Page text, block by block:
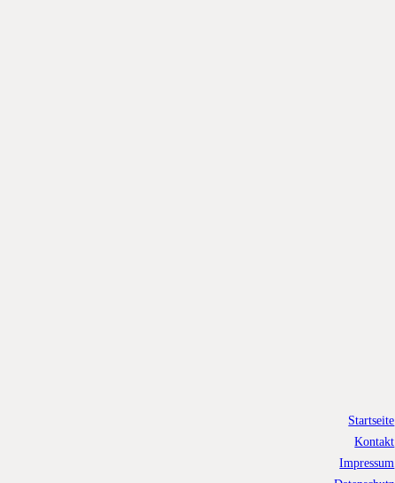
Startseite
Kontakt
Impressum